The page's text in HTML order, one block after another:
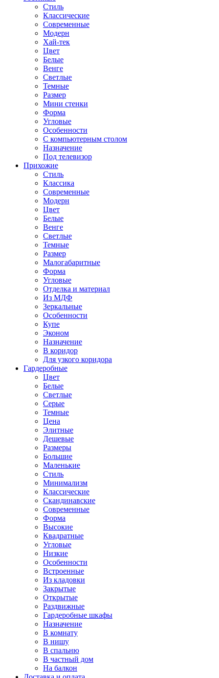
Стиль
Классические
Современные
Модерн
Хай-тек
Цвет
Белые
Венге
Светлые
Темные
Размер
Мини стенки
Форма
Угловые
Особенности
С компьютерным столом
Назначение
Под телевизор
Прихожие
Стиль
Классика
Современные
Модерн
Цвет
Белые
Венге
Светлые
Темные
Размер
Малогабаритные
Форма
Угловые
Отделка и материал
Из МДФ
Зеркальные
Особенности
Купе
Эконом
Назначение
В коридор
Для узкого коридора
Гардеробные
Цвет
Белые
Светлые
Серые
Темные
Цена
Элитные
Дешевые
Размеры
Большие
Маленькие
Стиль
Минимализм
Классические
Скандинавские
Современные
Форма
Высокие
Квадратные
Угловые
Низкие
Особенности
Встроенные
Из кладовки
Закрытые
Открытые
Раздвижные
Гардеробные шкафы
Назначение
В комнату
В нишу
В спальню
В частный дом
На балкон